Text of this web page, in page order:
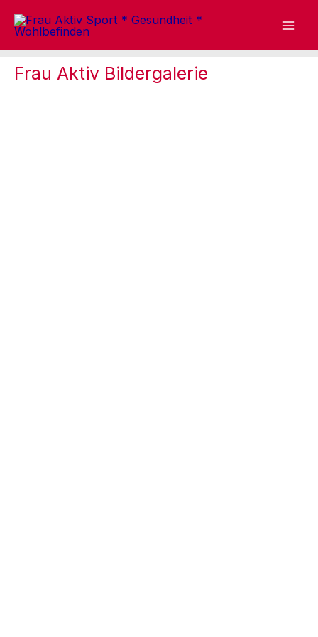
Inhalt
springen
Frau Aktiv Bildergalerie